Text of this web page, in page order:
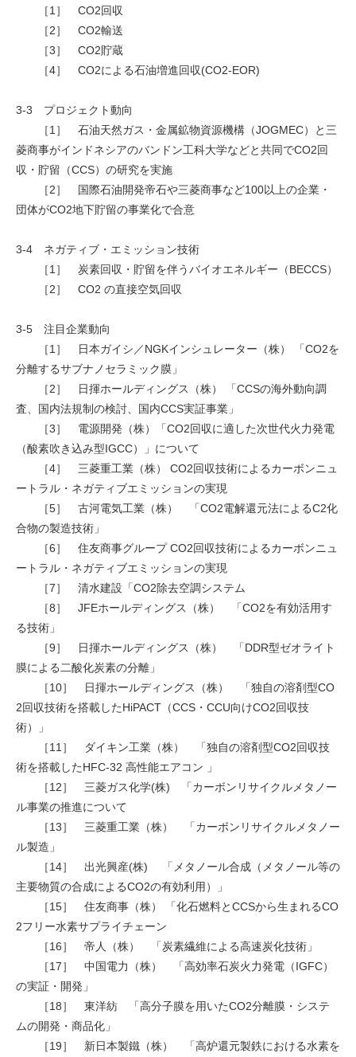
［1］ CO2回収
［2］ CO2輸送
［3］ CO2貯蔵
［4］ CO2による石油増進回収(CO2-EOR)
3-3 プロジェクト動向
［1］ 石油天然ガス・金属鉱物資源機構（JOGMEC）と三
菱商事がインドネシアのバンドン工科大学などと共同でCO2回
収・貯留（CCS）の研究を実施
［2］ 国際石油開発帝石や三菱商事など100以上の企業・
団体がCO2地下貯留の事業化で合意
3-4 ネガティブ・エミッション技術
［1］ 炭素回収・貯留を伴うバイオエネルギー（BECCS）
［2］ CO2 の直接空気回収
3-5 注目企業動向
［1］ 日本ガイシ／NGKインシュレーター（株） 「CO2を
分離するサブナノセラミック膜」
［2］ 日揮ホールディングス（株） 「CCSの海外動向調
査、国内法規制の検討、国内CCS実証事業」
［3］ 電源開発（株）「CO2回収に適した次世代火力発電
（酸素吹き込み型IGCC）」について
［4］ 三菱重工業（株） CO2回収技術によるカーボンニュ
ートラル・ネガティブエミッションの実現
［5］ 古河電気工業（株） 「CO2電解還元法によるC2化
合物の製造技術」
［6］ 住友商事グループ CO2回収技術によるカーボンニュ
ートラル・ネガティブエミッションの実現
［7］ 清水建設「CO2除去空調システム
［8］ JFEホールディングス（株） 「CO2を有効活用す
る技術」
［9］ 日揮ホールディングス（株） 「DDR型ゼオライト
膜による二酸化炭素の分離」
［10］ 日揮ホールディングス（株） 「独自の溶剤型CO
2回収技術を搭載したHiPACT（CCS・CCU向けCO2回収技
術）」
［11］ ダイキン工業（株） 「独自の溶剤型CO2回収技
術を搭載したHFC-32 高性能エアコン 」
［12］ 三菱ガス化学(株) 「カーボンリサイクルメタノー
ル事業の推進について
［13］ 三菱重工業（株） 「カーボンリサイクルメタノー
ル製造」
［14］ 出光興産(株) 「メタノール合成（メタノール等の
主要物質の合成によるCO2の有効利用）」
［15］ 住友商事（株） 「化石燃料とCCSから生まれるCO
2フリー水素サプライチェーン
［16］ 帝人（株） 「炭素繊維による高速炭化技術」
［17］ 中国電力（株） 「高効率石炭火力発電（IGFC）
の実証・開発」
［18］ 東洋紡 「高分子膜を用いたCO2分離膜・システ
ムの開発・商品化」
［19］ 新日本製鐵（株） 「高炉還元製鉄における水素を